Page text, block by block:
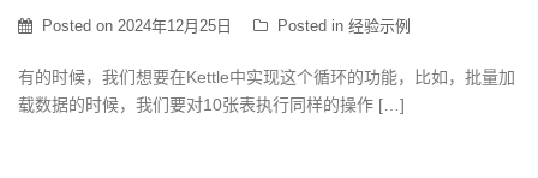
Posted on 2024年12月25日 Posted in 经验示例
有的时候，我们想要在Kettle中实现这个循环的功能，比如，批量加
载数据的时候，我们要对10张表执行同样的操作 […]